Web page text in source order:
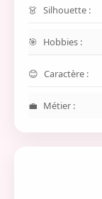
Silhouette :
Hobbies :
Caractère :
Métier :